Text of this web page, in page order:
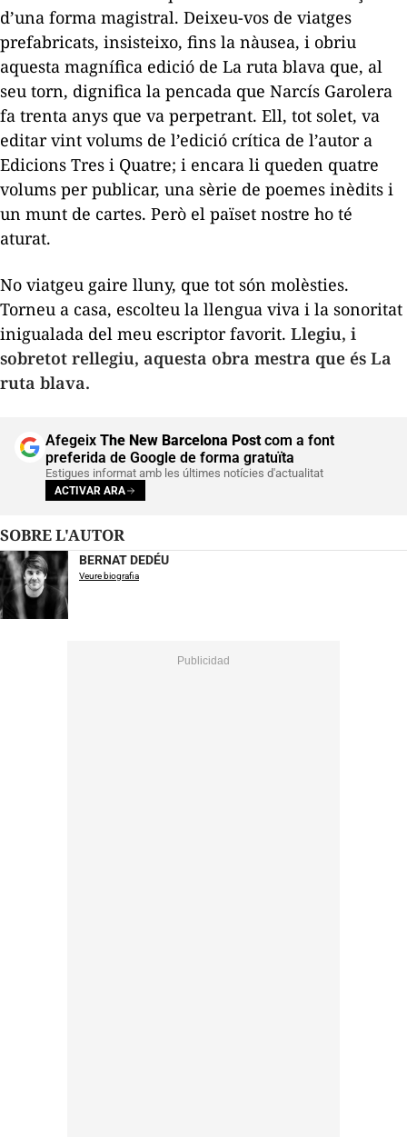
d’una forma magistral. Deixeu-vos de viatges
prefabricats, insisteixo, fins la nàusea, i obriu
aquesta magnífica edició de La ruta blava que, al
seu torn, dignifica la pencada que Narcís Garolera
fa trenta anys que va perpetrant. Ell, tot solet, va
editar vint volums de l’edició crítica de l’autor a
Edicions Tres i Quatre; i encara li queden quatre
volums per publicar, una sèrie de poemes inèdits i
un munt de cartes. Però el païset nostre ho té
aturat.
No viatgeu gaire lluny, que tot són molèsties.
Torneu a casa, escolteu la llengua viva i la sonoritat
inigualada del meu escriptor favorit. Llegiu, i
sobretot rellegiu, aquesta obra mestra que és La
ruta blava.
Afegeix The New Barcelona Postcom a font
preferida de Google de forma gratuïta
Estigues informat amb les últimes notícies d'actualitat
ACTIVAR ARA
SOBRE L'AUTOR
BERNAT DEDÉU
Veure biografia